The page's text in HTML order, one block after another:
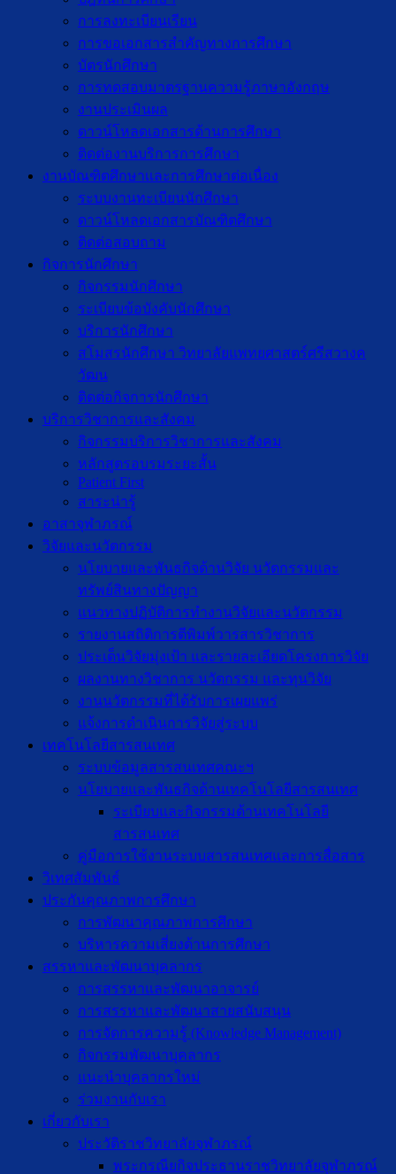
การลงทะเบียนเรียน
การขอเอกสารสำคัญทางการศึกษา
บัตรนักศึกษา
การทดสอบมาตรฐานความรู้ภาษาอังกฤษ
งานประเมินผล
ดาวน์โหลดเอกสารด้านการศึกษา
ติดต่องานบริการการศึกษา
งานบัณฑิตศึกษาเเละการศึกษาต่อเนื่อง
ระบบงานทะเบียนนักศึกษา
ดาวน์โหลดเอกสารบัณฑิตศึกษา
ติดต่อสอบถาม
กิจการนักศึกษา
กิจกรรมนักศึกษา
ระเบียบข้อบังคับนักศึกษา
บริการนักศึกษา
สโมสรนักศึกษา วิทยาลัยแพทยศาสตร์ศรีสวางค
วัฒน
ติดต่อกิจการนักศึกษา
บริการวิชาการและสังคม
กิจกรรมบริการวิชาการและสังคม
หลักสูตรอบรมระยะสั้น
Patient First
สาระน่ารู้
อาสาจุฬาภรณ์
วิจัยและนวัตกรรม
นโยบายและพันธกิจด้านวิจัย นวัตกรรมและ
ทรัพย์สินทางปัญญา
แนวทางปฏิบัติการทำงานวิจัยและนวัตกรรม
รายงานสถิติการตีพิมพ์วารสารวิชาการ
ประเด็นวิจัยมุ่งเป้า และรายละเอียดโครงการวิจัย
ผลงานทางวิชาการ นวัตกรรม และทุนวิจัย
งานนวัตกรรมที่ได้รับการเผยแพร่
แจ้งการดำเนินการวิจัยสู่ระบบ
เทคโนโลยีสารสนเทศ
ระบบข้อมูลสารสนเทศคณะฯ
นโยบายและพันธกิจด้านเทคโนโลยีสารสนเทศ
ระเบียบและกิจกรรมด้านเทคโนโลยี
สารสนเทศ
คู่มือการใช้งานระบบสารสนเทศและการสื่อสาร
วิเทศสัมพันธ์
ประกันคุณภาพการศึกษา
การพัฒนาคุณภาพการศึกษา
บริหารความเสี่ยงด้านการศึกษา
สรรหาและพัฒนาบุคลากร
การสรรหาและพัฒนาอาจารย์
การสรรหาและพัฒนาสายสนับสนุน
การจัดการความรู้ (Knowledge Management)
กิจกรรมพัฒนาบุคลากร
แนะนำบุคลากรใหม่
ร่วมงานกับเรา
เกี่ยวกับเรา
ประวัติราชวิทยาลัยจุฬาภรณ์
พระกรณียกิจประธานราชวิทยาลัยจุฬาภรณ์